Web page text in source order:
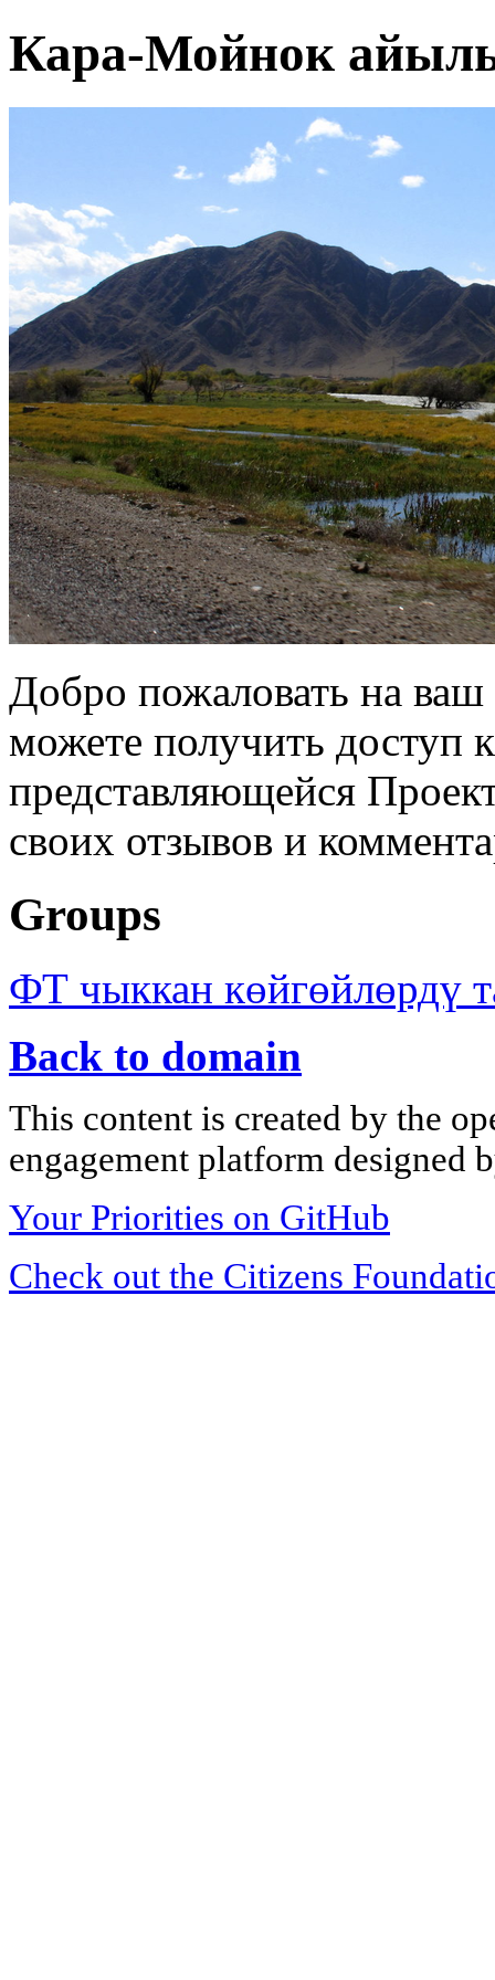
Кара-Мойнок
Добро пожаловать на
можете получить доступ
представляющейся
своих отзывов и
Groups
ФТ чыккан көйгөйлөрдү
Back to domain
This content is created by the
engagement platform designed
Your Priorities on GitHub
Check out the Citizens